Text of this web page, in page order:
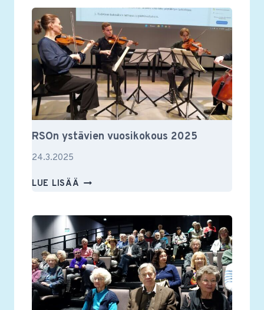
TAPAHTUI
RSOn ystävien vuosikokous 2025
24.3.2025
LUE LISÄÄ RSON
2025